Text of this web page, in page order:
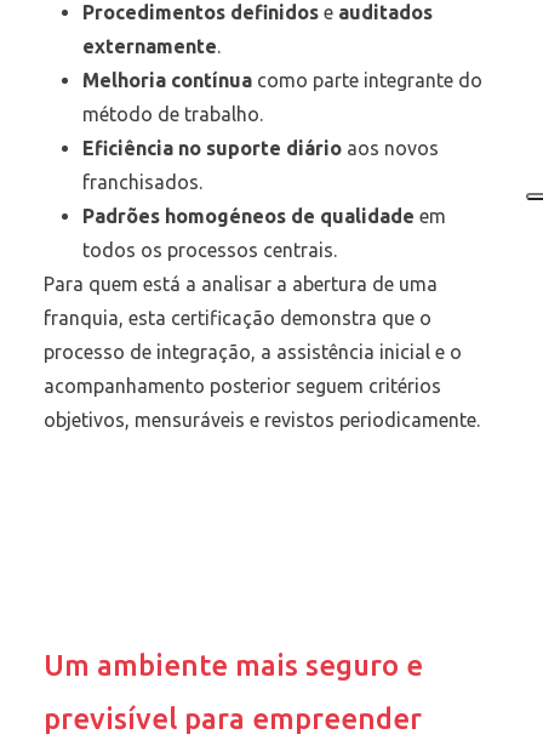
Procedimentos definidos e auditados
externamente.
Melhoria contínua como parte integrante do
método de trabalho.
Eficiência no suporte diário aos novos
franchisados.
Padrões homogéneos de qualidade em
todos os processos centrais.
Para quem está a analisar a abertura de uma
franquia, esta certificação demonstra que o
processo de integração, a assistência inicial e o
acompanhamento posterior seguem critérios
objetivos, mensuráveis e revistos periodicamente.
Um ambiente mais seguro e
previsível para empreender